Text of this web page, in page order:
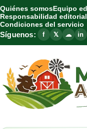
Quiénes somosEquipo
Responsabilidad editorial
Condiciones del servicio
Síguenos: f 𝕏 ☁ in